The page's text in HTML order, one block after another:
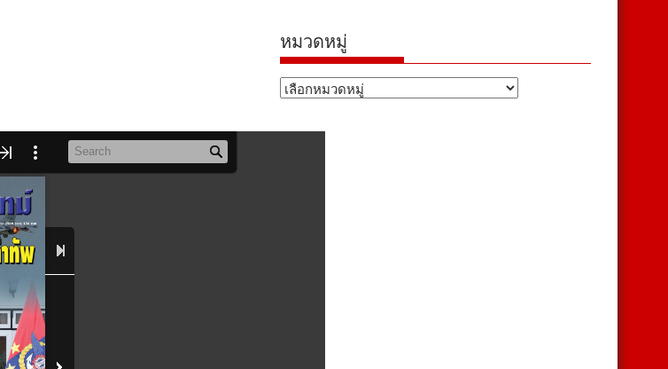
หมวดหมู่
หมวด